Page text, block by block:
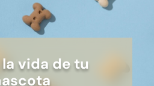
vida de tu